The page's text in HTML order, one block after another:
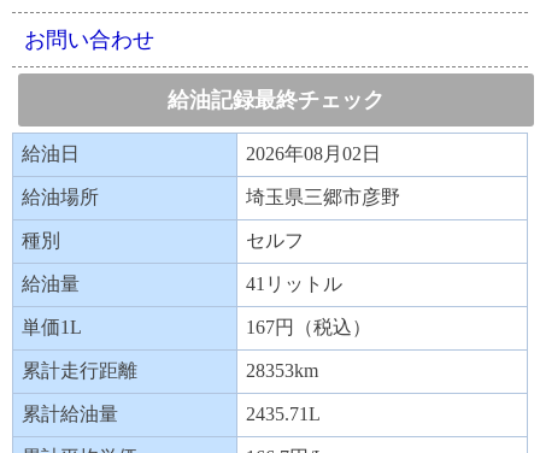
お問い合わせ
給油記録最終チェック
給油日 2026年08月02日
給油場所 埼玉県三郷市彦野
種別 セルフ
給油量 41リットル
単価1L 167円（税込）
累計走行距離 28353km
累計給油量 2435.71L